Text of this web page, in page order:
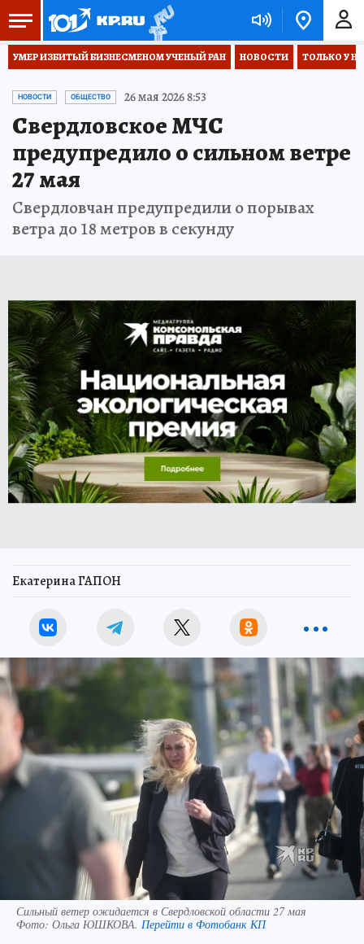
УМЕР ИЗБИТЫЙ БИЗНЕСМЕНОМ УЧЕНЫЙ РАН НОВОСТИ ТОЛЬКО У
НОВОСТИ ОБЩЕСТВО 26 мая 2026 8:53
Свердловское МЧС
предупредило о сильном ветре
27 мая
Свердловчан предупредили о порывах
ветра до 18 метров в секунду
Екатерина ГАПОН
Сильный ветер ожидается в Свердловской области 27 мая
Фото: Ольга ЮШКОВА. Перейти в Фотобанк КП